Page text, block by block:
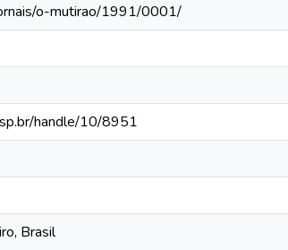
o-mutirao/1991/0001/
handle/10/8951
Brasil